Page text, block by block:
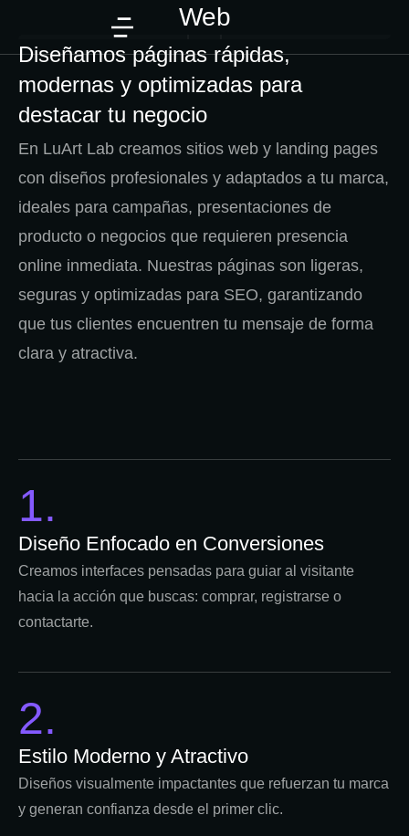
Web
Diseñamos páginas rápidas,
modernas y optimizadas para
destacar tu negocio
En LuArt Lab creamos sitios web y landing pages
con diseños profesionales y adaptados a tu marca,
ideales para campañas, presentaciones de
producto o negocios que requieren presencia
online inmediata. Nuestras páginas son ligeras,
seguras y optimizadas para SEO, garantizando
que tus clientes encuentren tu mensaje de forma
clara y atractiva.
1.
Diseño Enfocado en Conversiones
Creamos interfaces pensadas para guiar al visitante
hacia la acción que buscas: comprar, registrarse o
contactarte.
2.
Estilo Moderno y Atractivo
Diseños visualmente impactantes que refuerzan tu marca
y generan confianza desde el primer clic.